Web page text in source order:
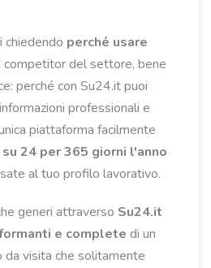
chiedendo perché usare
competitor del settore, bene
perché con Su24.it puoi
professionali e
piattaforma facilmente
24 per 365 giorni l'anno
al tuo profilo lavorativo.
generi attraverso Su24.it
e complete di un
visita che solitamente